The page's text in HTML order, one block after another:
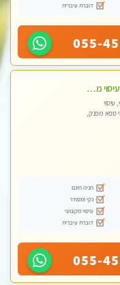
דוברת עיברית
055-
בקריית גת חדשה עיסוי מדהים מרגיע ומפנק
עיסוי
ספא מפנק,
חניה חינם
נקי ומסודר
עיסוי מקצועי
דוברת עיברית
055-